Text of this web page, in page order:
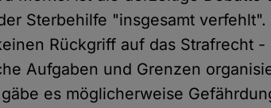
Sterbehilfe "insgesamt
Rückgriff auf das Strafrecht -
Aufgaben und Grenzen
es möglicherweise